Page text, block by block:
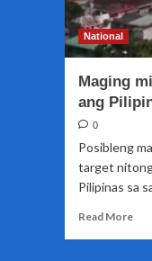
at
National
Maging
ang
0
Posibleng
target
Pilipinas sa
Read MoreRead